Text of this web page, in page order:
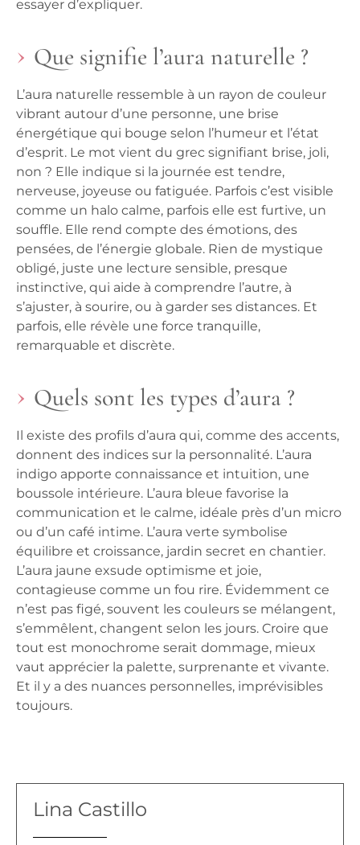
essayer d’expliquer.
Que signifie l’aura naturelle ?
L’aura naturelle ressemble à un rayon de couleur
vibrant autour d’une personne, une brise
énergétique qui bouge selon l’humeur et l’état
d’esprit. Le mot vient du grec signifiant brise, joli,
non ? Elle indique si la journée est tendre,
nerveuse, joyeuse ou fatiguée. Parfois c’est visible
comme un halo calme, parfois elle est furtive, un
souffle. Elle rend compte des émotions, des
pensées, de l’énergie globale. Rien de mystique
obligé, juste une lecture sensible, presque
instinctive, qui aide à comprendre l’autre, à
s’ajuster, à sourire, ou à garder ses distances. Et
parfois, elle révèle une force tranquille,
remarquable et discrète.
Quels sont les types d’aura ?
Il existe des profils d’aura qui, comme des accents,
donnent des indices sur la personnalité. L’aura
indigo apporte connaissance et intuition, une
boussole intérieure. L’aura bleue favorise la
communication et le calme, idéale près d’un micro
ou d’un café intime. L’aura verte symbolise
équilibre et croissance, jardin secret en chantier.
L’aura jaune exsude optimisme et joie,
contagieuse comme un fou rire. Évidemment ce
n’est pas figé, souvent les couleurs se mélangent,
s’emmêlent, changent selon les jours. Croire que
tout est monochrome serait dommage, mieux
vaut apprécier la palette, surprenante et vivante.
Et il y a des nuances personnelles, imprévisibles
toujours.
Lina Castillo